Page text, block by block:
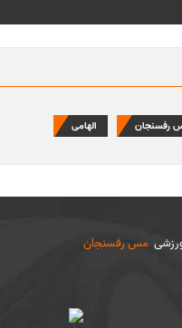
رفسنجان الهامی
مس رفسنجان